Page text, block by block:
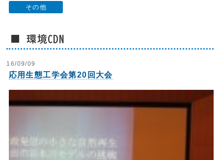
その他
■ 環境CDN
16/09/09
応用生態工学会第20回大会